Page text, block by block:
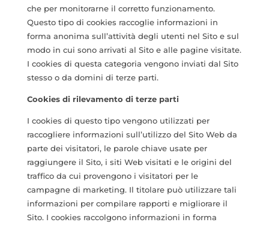
che per monitorarne il corretto funzionamento.
Questo tipo di cookies raccoglie informazioni in
forma anonima sull’attività degli utenti nel Sito e sul
modo in cui sono arrivati al Sito e alle pagine visitate.
I cookies di questa categoria vengono inviati dal Sito
stesso o da domini di terze parti.
Cookies di rilevamento di terze parti
I cookies di questo tipo vengono utilizzati per
raccogliere informazioni sull’utilizzo del Sito Web da
parte dei visitatori, le parole chiave usate per
raggiungere il Sito, i siti Web visitati e le origini del
traffico da cui provengono i visitatori per le
campagne di marketing. Il titolare può utilizzare tali
informazioni per compilare rapporti e migliorare il
Sito. I cookies raccolgono informazioni in forma